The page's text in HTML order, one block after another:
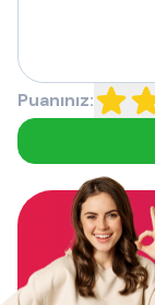
Puanınız: